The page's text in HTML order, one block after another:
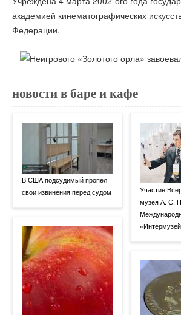
академией кинематографических
Федерации.
новости в баре и кафе
В США подсудимый пропел
свои извинения перед судом
Участие
музея А. С.